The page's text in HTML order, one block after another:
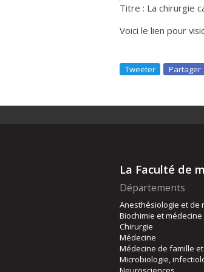
Titre : La chirurgie
Voici le lien pour
Tweeter Partager
La Faculté de
Départements
Anesthésiologie et de
Biochimie et
Chirurgie
Médecine
Médecine de famille
Microbiologie,